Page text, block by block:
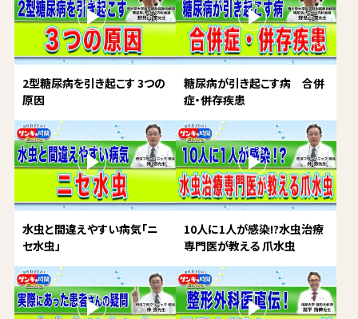
2型糖尿病を引き起こす 3つの
原因
糖尿病が引き起こす病 合併
症・併存疾患
水虫と間違えやすい病気「ニ
セ水虫」
10人に1人が感染!?水虫治療
専門医が教える 爪水虫